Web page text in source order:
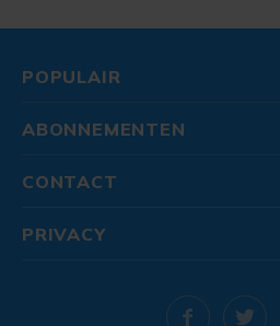
POPULAIR
ABONNEMENTEN
CONTACT
PRIVACY